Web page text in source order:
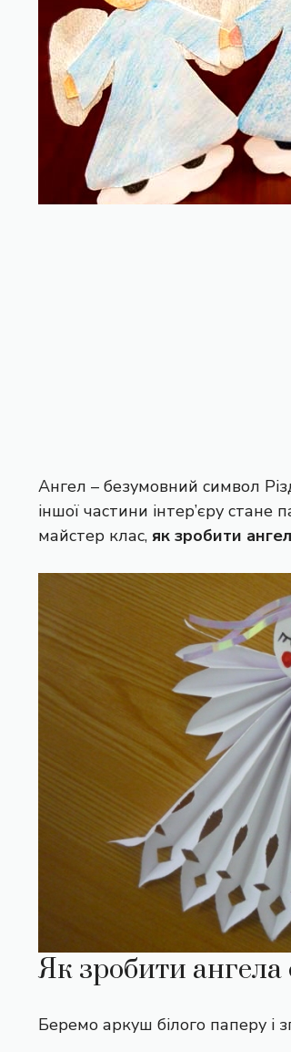
Ангел – безумовний символ
іншої частини інтер’єру
майстер клас, як зробити
Як зробити
Беремо аркуш білого паперу і